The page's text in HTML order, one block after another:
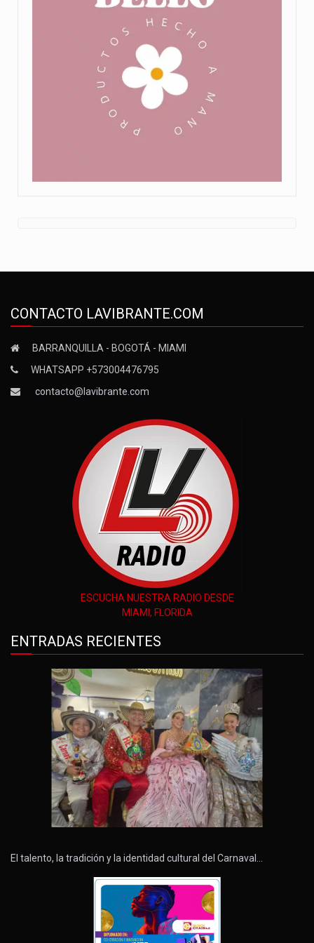
CONTACTO LAVIBRANTE.COM
BARRANQUILLA - BOGOTÁ - MIAMI
WHATSAPP +573004476795
contacto@lavibrante.com
ESCUCHA NUESTRA RADIO DESDE
MIAMI, FLORIDA
ENTRADAS RECIENTES
El talento, la tradición y la identidad cultural del Carnaval…